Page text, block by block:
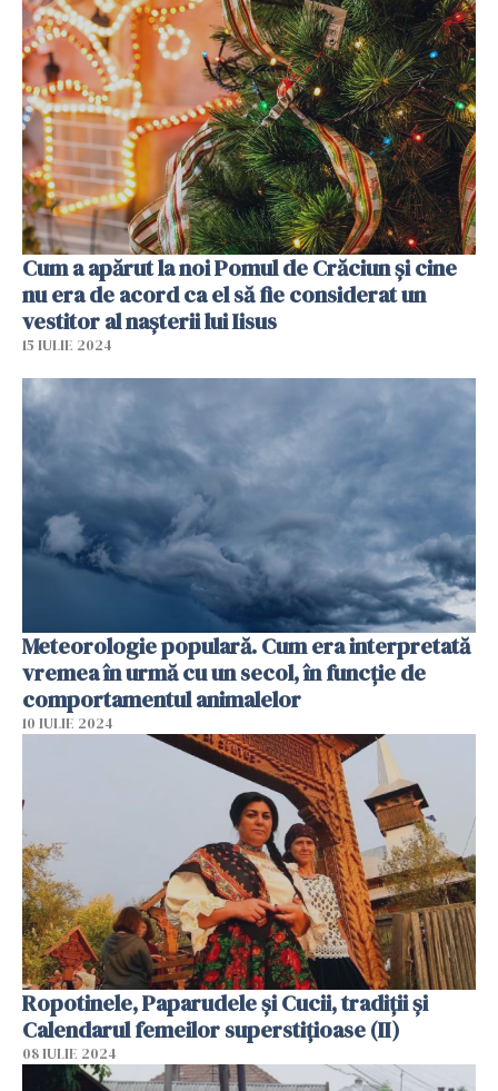
Cum a apărut la noi Pomul de Crăciun și cine
nu era de acord ca el să fie considerat un
vestitor al nașterii lui Iisus
15 IULIE 2024
Meteorologie populară. Cum era interpretată
vremea în urmă cu un secol, în funcție de
comportamentul animalelor
10 IULIE 2024
Ropotinele, Paparudele și Cucii, tradiții și
Calendarul femeilor superstițioase (II)
08 IULIE 2024